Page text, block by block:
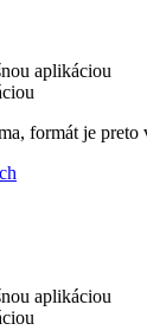
aplikáciou
formát je preto
aplikáciou